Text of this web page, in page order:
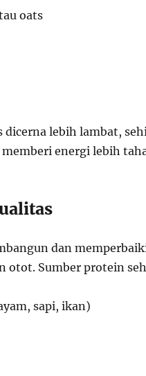
oats
lebih lambat,
energi lebih
dan
otot. Sumber protein
sapi, ikan)